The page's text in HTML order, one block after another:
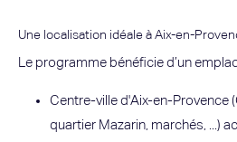
Une localisation idéale à Aix-en-
Le programme bénéficie d’un
Centre-ville d'Aix-en-Provence
quartier Mazarin, marchés, ...)